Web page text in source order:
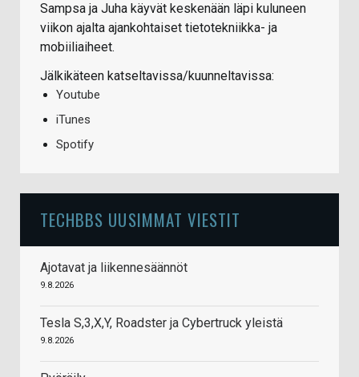
Sampsa ja Juha käyvät keskenään läpi kuluneen
viikon ajalta ajankohtaiset tietotekniikka- ja
mobiiliaiheet.
Jälkikäteen katseltavissa/kuunneltavissa:
Youtube
iTunes
Spotify
TECHBBS UUSIMMAT VIESTIT
Ajotavat ja liikennesäännöt
9.8.2026
Tesla S,3,X,Y, Roadster ja Cybertruck yleistä
9.8.2026